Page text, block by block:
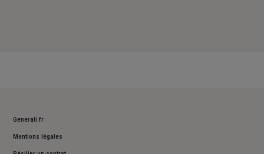
Generali.fr
Mentions légales